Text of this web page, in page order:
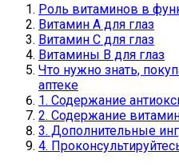
Роль витаминов в
Витамин А для глаз
Витамин С для глаз
Витамины В для глаз
Что нужно знать,
аптеке
1. Содержание
2. Содержание
3. Дополнительные
4.